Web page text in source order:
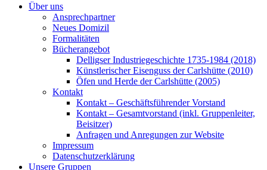
Über uns
Ansprechpartner
Neues Domizil
Formalitäten
Bücherangebot
Delligser Industriegeschichte 1735-1984 (2018)
Künstlerischer Eisenguss der Carlshütte (2010)
Öfen und Herde der Carlshütte (2005)
Kontakt
Kontakt – Geschäftsführender Vorstand
Kontakt – Gesamtvorstand (inkl. Gruppenleiter,
Beisitzer)
Anfragen und Anregungen zur Website
Impressum
Datenschutzerklärung
Unsere Gruppen